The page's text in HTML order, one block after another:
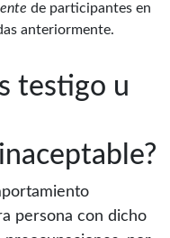
de participantes en
anteriormente.
testigo u
persona con dicho